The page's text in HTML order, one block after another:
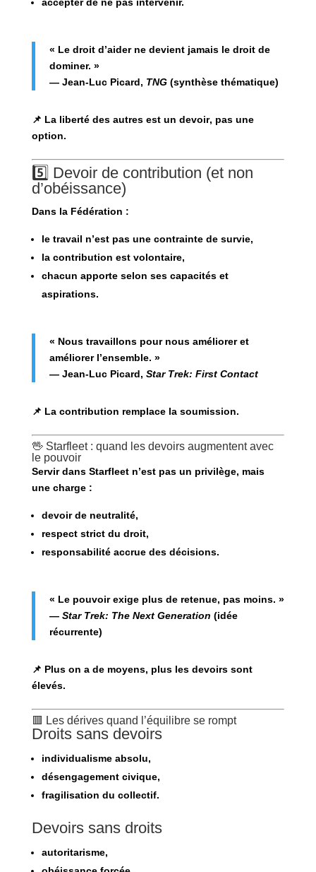
« Le droit d’aider ne devient jamais le droit de
dominer. »
— Jean-Luc Picard, TNG(synthèse thématique)
📌 La liberté des autres est un devoir, pas une
option.
5️⃣ Devoir de contribution (et non
d’obéissance)
Dans la Fédération :
le travail n’est pas une contrainte de survie,
la contribution est volontaire,
chacun apporte selon ses capacités et
aspirations.
« Nous travaillons pour nous améliorer et
améliorer l’ensemble. »
— Jean-Luc Picard, Star Trek: First Contact
📌 La contribution remplace la soumission.
🖖 Starfleet : quand les devoirs augmentent avec
le pouvoir
Servir dans Starfleet n’est pas un privilège, mais
une charge:
devoir de neutralité,
respect strict du droit,
responsabilité accrue des décisions.
« Le pouvoir exige plus de retenue, pas moins. »
— Star Trek: The Next Generation (idée
récurrente)
📌 Plus on a de moyens, plus les devoirs sont
élevés.
🟥 Les dérives quand l’équilibre se rompt
Droits sans devoirs
individualisme absolu,
désengagement civique,
fragilisation du collectif.
Devoirs sans droits
autoritarisme,